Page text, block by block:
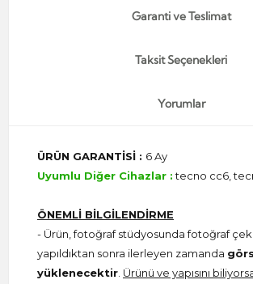
Garanti ve Teslimat
Taksit Seçenekleri
Yorumlar
ÜRÜN GARANTİSİ : 6 Ay
Uyumlu Diğer Cihazlar :tecno cc6,
ÖNEMLİ BİLGİLENDİRME
- Ürün, fotoğraf stüdyosunda fotoğraf
yapıldıktan sonra ilerleyen zamanda
yüklenecektir Ürünü ve yapısını